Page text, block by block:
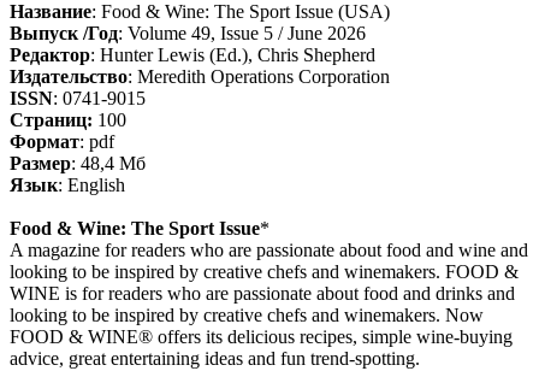
Название: Food & Wine: The Sport Issue (USA)
Выпуск /Год: Volume 49, Issue 5 / June 2026
Редактор: Hunter Lewis (Ed.), Chris Shepherd
Издательство: Meredith Operations Corporation
ISSN: 0741-9015
Cтраниц: 100
Формат: pdf
Размер: 48,4 Мб
Язык: English
Food & Wine: The Sport Issue*
A magazine for readers who are passionate about food and wine and
looking to be inspired by creative chefs and winemakers. FOOD &
WINE is for readers who are passionate about food and drinks and
looking to be inspired by creative chefs and winemakers. Now
FOOD & WINE® offers its delicious recipes, simple wine-buying
advice, great entertaining ideas and fun trend-spotting.